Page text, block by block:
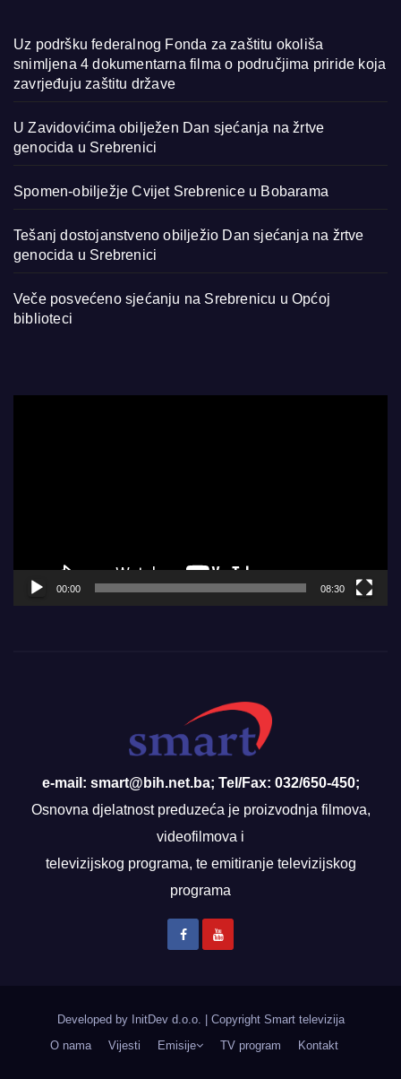
Uz podršku federalnog Fonda za zaštitu okoliša
snimljena 4 dokumentarna filma o područjima priride koja
zavrjeđuju zaštitu države
U Zavidovićima obilježen Dan sjećanja na žrtve
genocida u Srebrenici
Spomen-obilježje Cvijet Srebrenice u Bobarama
Tešanj dostojanstveno obilježio Dan sjećanja na žrtve
genocida u Srebrenici
Veče posvećeno sjećanju na Srebrenicu u Općoj
biblioteci
00:00 08:30
e-mail: smart@bih.net.ba; Tel/Fax: 032/650-450;
Osnovna djelatnost preduzeća je proizvodnja filmova,
videofilmova i
televizijskog programa, te emitiranje televizijskog
programa
Developed by InitDev d.o.o.
Copyright Smart televizija
O nama
Vijesti Emisije TV program Kontakt